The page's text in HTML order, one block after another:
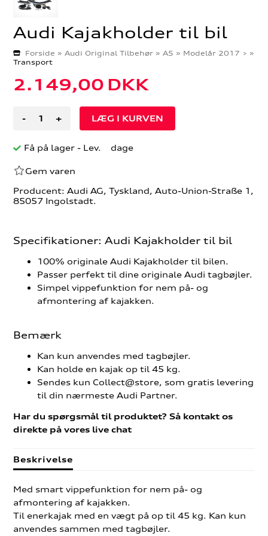
Audi Kajakholder til bil
Forside »Audi Original Tilbehør »A5 » Modelår 2017 > »
Transport
2.149,00 DKK
- +
Få på lager- Lev. dage
Gem varen
Producent: Audi AG, Tyskland, Auto-Union-Straße 1,
85057 Ingolstadt.
Specifikationer: Audi Kajakholder til bil
100% originale Audi Kajakholder til bilen.
Passer perfekt til dine originale Audi tagbøjler.
Simpel vippefunktion for nem på- og
afmontering af kajakken.
Bemærk
Kan kun anvendes med tagbøjler.
Kan holde en kajak op til 45 kg.
Sendes kun Collect@store, som gratis levering
til din nærmeste Audi Partner.
Har du spørgsmål til produktet? Så kontakt os
direkte på vores live chat
Beskrivelse
Med smart vippefunktion for nem på- og
afmontering af kajakken.
Til enerkajak med en vægt på op til 45 kg. Kan kun
anvendes sammen med tagbøjler.